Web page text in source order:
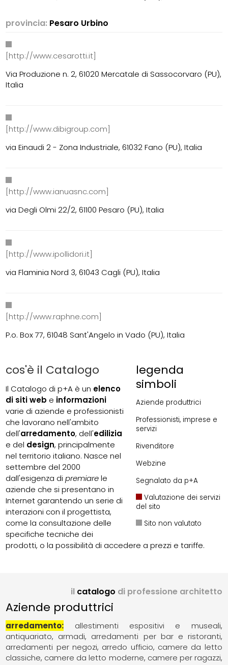
provincia: Pesaro Urbino
[http://www.cesarotti.it]
Via Produzione n. 2, 61020 Mercatale di Sassocorvaro (PU),
Italia
[http://www.dibigroup.com]
via Einaudi 2 - Zona Industriale, 61032 Fano (PU), Italia
[http://www.ianuasnc.com]
via Degli Olmi 22/2, 61100 Pesaro (PU), Italia
[http://www.ipollidori.it]
via Flaminia Nord 3, 61043 Cagli (PU), Italia
[http://www.raphne.com]
P.o. Box 77, 61048 Sant'Angelo in Vado (PU), Italia
legenda
simboli
Aziende produttrici
Professionisti, imprese e
servizi
Rivenditore
Webzine
Segnalato da p+A
Valutazione dei servizi
del sito
Sito non valutato
cos'è il Catalogo
Il Catalogo di p+A è un elenco
di siti web e informazioni
varie di aziende e professionisti
che lavorano nell'ambito
dell'arredamento, dell'edilizia
e del design, principalmente
nel territorio italiano. Nasce nel
settembre del 2000
dall'esigenza dipremiarele
aziende che si presentano in
Internet garantendo un serie di
interazioni con il progettista,
come la consultazione delle
specifiche tecniche dei
prodotti, o la possibilità di accedere a prezzi e tariffe.
il catalogo di professione architetto
Aziende produttrici
arredamento
allestimenti espositivi e museali
antiquariato
armadi
arredamenti per bar e ristoranti
arredamenti per negozi arredo ufficio camere da letto
classiche camere da letto moderne camere per ragazzi